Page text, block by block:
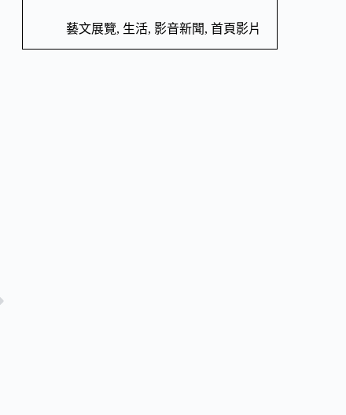
藝文展覽, 生活, 影音新聞, 首頁影片